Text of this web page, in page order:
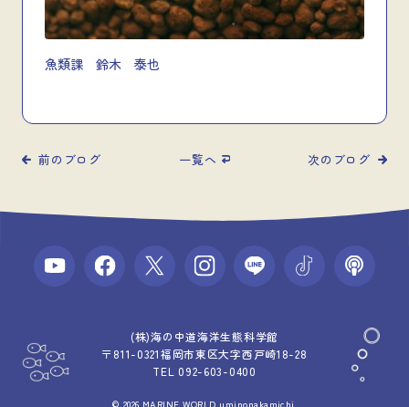
魚類課 鈴木 泰也
前のブログ 一覧へ 次のブログ
(株)海の中道海洋生態科学館
〒811-0321福岡市東区大字西戸崎18-28
TEL 092-603-0400
© 2026 MARINE WORLD uminonakamichi.